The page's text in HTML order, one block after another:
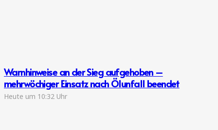
Warnhinweise an der Sieg aufgehoben –
mehrwöchiger Einsatz nach Ölunfall beendet
Heute um 10:32 Uhr